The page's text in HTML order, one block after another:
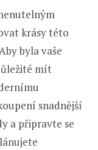
krásy této
byla vaše
mít
snadnější
a připravte se